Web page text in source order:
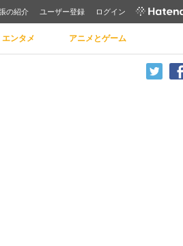
の紹介 ユーザー登録 ログイン
エンタメ アニメとゲーム